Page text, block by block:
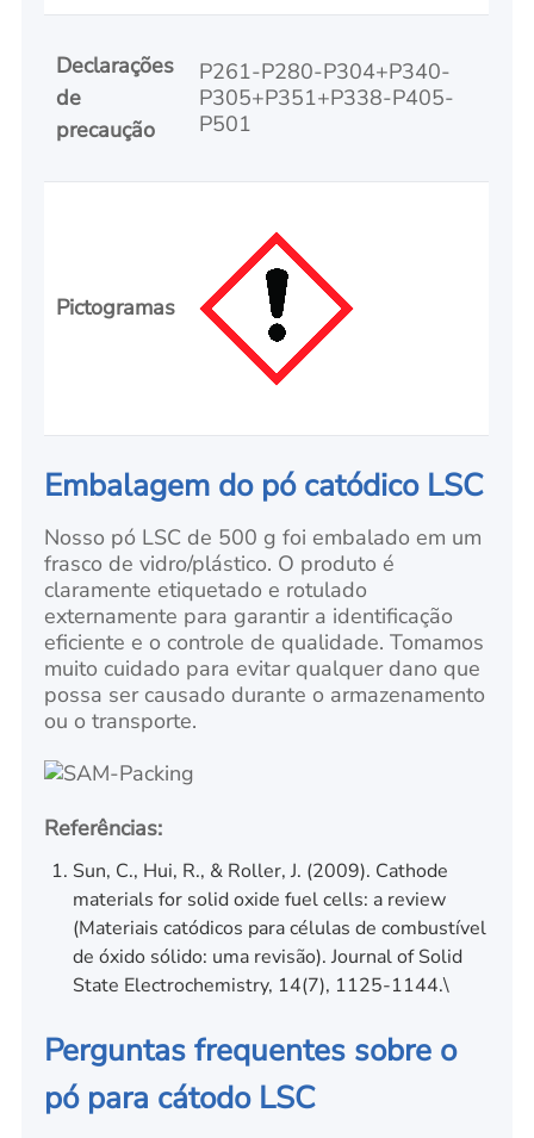
Declarações
de
precaução
P261-P280-P304+P340-
P305+P351+P338-P405-
P501
Pictogramas
Embalagem do pó catódico LSC
Nosso pó LSC de 500 g foi embalado em um
frasco de vidro/plástico. O produto é
claramente etiquetado e rotulado
externamente para garantir a identificação
eficiente e o controle de qualidade. Tomamos
muito cuidado para evitar qualquer dano que
possa ser causado durante o armazenamento
ou o transporte.
Referências:
Sun, C., Hui, R., & Roller, J. (2009). Cathode
materials for solid oxide fuel cells: a review
(Materiais catódicos para células de combustível
de óxido sólido: uma revisão). Journal of Solid
State Electrochemistry, 14(7), 1125-1144.\
Perguntas frequentes sobre o
pó para cátodo LSC